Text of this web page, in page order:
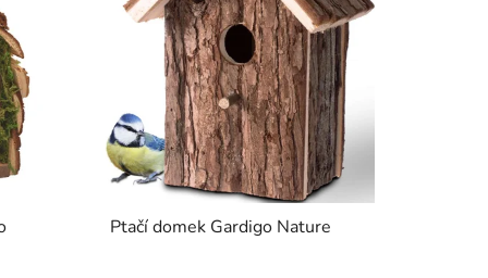
Ptačí domek Gardigo Nature